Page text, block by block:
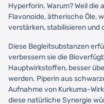
Hyperforin. Warum? Weil die
Flavonoide, ätherische Öle,
verstärken, stabilisieren und
Diese Begleitsubstanzen
verbessern sie die
Hauptwirkstoffen, besser
werden. Piperin aus
Aufnahme von Kurkuma-
diese natürliche Synergie